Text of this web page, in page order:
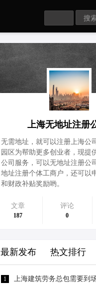
上海无地址注册
无需地址，就可以注册上海公
园区为帮助更多创业者，现提
公司服务，可以无地址注册公
地址注册个体工商户，还可以
和财政补贴奖励哟。
文章
187
评论
0
最新发布 热文排行
1 上海建筑劳务总包需要到场吗？-上海建筑劳务总包